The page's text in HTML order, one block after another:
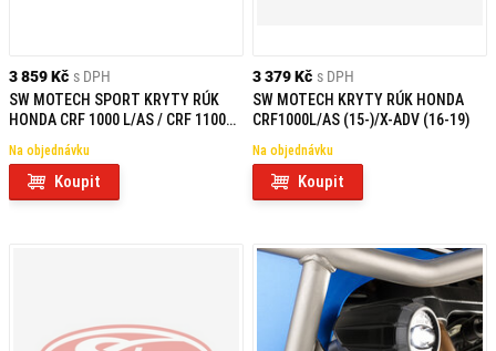
3 859 Kč s DPH
SW MOTECH SPORT KRYTY RÚK
HONDA CRF 1000 L/AS / CRF 1100
Na objednávku
Koupit
3 379 Kč s DPH
SW MOTECH KRYTY RÚK HONDA
CRF1000L/AS (15-)/X-ADV (16-19)
Na objednávku
Koupit